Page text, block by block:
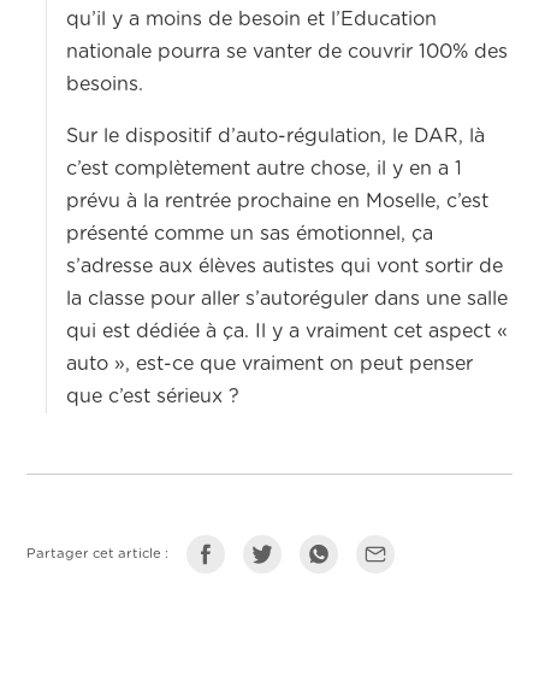
qu’il y a moins de besoin et l’Education
nationale pourra se vanter de couvrir 100% des
besoins.
Sur le dispositif d’auto-régulation, le DAR, là
c’est complètement autre chose, il y en a 1
prévu à la rentrée prochaine en Moselle, c’est
présenté comme un sas émotionnel, ça
s’adresse aux élèves autistes qui vont sortir de
la classe pour aller s’autoréguler dans une salle
qui est dédiée à ça. Il y a vraiment cet aspect «
auto », est-ce que vraiment on peut penser
que c’est sérieux ?
Partager cet article :